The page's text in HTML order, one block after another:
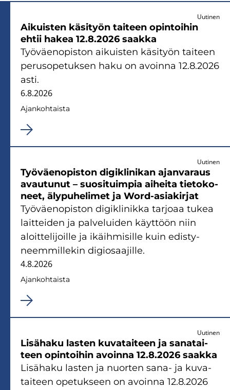
Uutinen
Ai­kuis­ten kä­si­työn tai­teen opin­toi­hin
ehtii hakea 12.8.2026 saak­ka
Työ­väen­opis­ton ai­kuis­ten kä­si­työn tai­teen
pe­rus­o­pe­tuk­sen haku on avoin­na 12.8.2026
asti.
6.8.2026
Ajan­koh­tais­ta
Uutinen
Työ­väen­opis­ton di­gikli­ni­kan ajan­va­raus
avau­tu­nut – suo­si­tuim­pia ai­hei­ta tie­to­ko­
neet, äly­pu­he­li­met ja Word-​asiakirjat
Työ­väen­opis­ton di­gikli­nik­ka tar­jo­aa tukea
lait­tei­den ja pal­ve­lui­den käyt­töön niin
aloit­te­li­joil­le ja ikäih­mi­sil­le kuin edis­ty­
neem­mil­le­kin di­gio­saa­jil­le.
4.8.2026
Ajan­koh­tais­ta
Uutinen
Li­sä­ha­ku las­ten ku­va­tai­teen ja sa­na­tai­
teen opin­toi­hin avoin­na 12.8.2026 saak­ka
Li­sä­ha­ku las­ten ja nuor­ten sana- ja ku­va­
tai­teen ope­tuk­seen on avoin­na 12.8.2026